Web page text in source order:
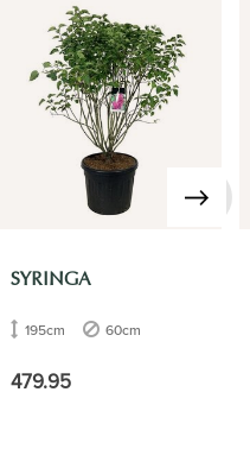
SYRINGA
195cm 60cm
479.95
›